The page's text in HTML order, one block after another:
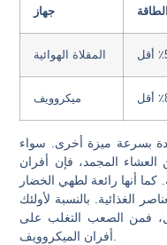
جهاز
المقلاة الهوائية
ميكروويف
بسرعة ميزة أخرى. سواء
العشاء المجمد، فإن أفران
أنها رائعة لطهي الخضار
الغذائية. بالنسبة لأولئك
فمن الصعب التغلب على
أفران الميكروويف.